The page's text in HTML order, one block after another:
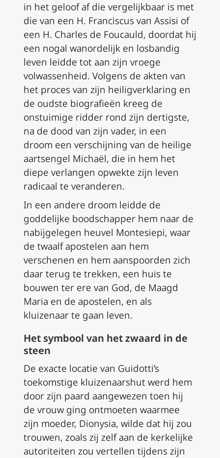
in het geloof af die vergelijkbaar is met
die van een H. Franciscus van Assisi of
een H. Charles de Foucauld, doordat hij
een nogal wanordelijk en losbandig
leven leidde tot aan zijn vroege
volwassenheid. Volgens de akten van
het proces van zijn heiligverklaring en
de oudste biografieën kreeg de
onstuimige ridder rond zijn dertigste,
na de dood van zijn vader, in een
droom een verschijning van de heilige
aartsengel Michaël, die in hem het
diepe verlangen opwekte zijn leven
radicaal te veranderen.
In een andere droom leidde de
goddelijke boodschapper hem naar de
nabijgelegen heuvel Montesiepi, waar
de twaalf apostelen aan hem
verschenen en hem aanspoorden zich
daar terug te trekken, een huis te
bouwen ter ere van God, de Maagd
Maria en de apostelen, en als
kluizenaar te gaan leven.
Het symbool van het zwaard in de
steen
De exacte locatie van Guidotti’s
toekomstige kluizenaarshut werd hem
door zijn paard aangewezen toen hij
de vrouw ging ontmoeten waarmee
zijn moeder, Dionysia, wilde dat hij zou
trouwen, zoals zij zelf aan de kerkelijke
autoriteiten zou vertellen tijdens zijn